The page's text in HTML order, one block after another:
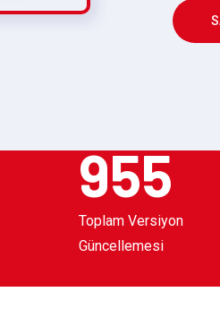
955
Toplam Versiyon
Güncellemesi